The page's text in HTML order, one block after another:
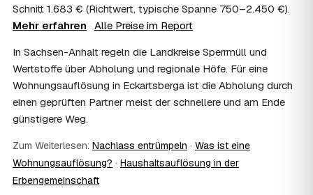
Nicht zwingend. Viele Auflösungen in Eckartsberga laufen
nach Schlüsselübergabe ohne Sie ab — praktisch, wenn
Sie weiter entfernt wohnen. Sie können aber jederzeit
dabei sein, etwa um Wertsachen oder persönliche
Unterlagen vorab zu sichern.
10 Bekomme ich einen Entsorgungsnachweis?
Ja. Auf Wunsch erhalten Sie einen Entsorgungsnachweis
über die fachgerechte Verwertung — wichtig als Beleg
gegenüber Vermieter, Behörden oder für die
Erbengemeinschaft.
11
Was passiert mit dem Abfall?
Fachgerechte Entsorgung über zugelassene Höfe —
Schnitt 1.683 € (Richtwert, typische Spanne 750–2.450 €).
Mehr erfahren · Alle Preise im Report
In Sachsen-Anhalt regeln die Landkreise Sperrmüll und
Wertstoffe über Abholung und regionale Höfe. Für eine
Wohnungsauflösung in Eckartsberga ist die Abholung durch
einen geprüften Partner meist der schnellere und am Ende
günstigere Weg.
Zum Weiterlesen: Nachlass entrümpeln · Was ist eine
Wohnungsauflösung? · Haushaltsauflösung in der
Erbengemeinschaft